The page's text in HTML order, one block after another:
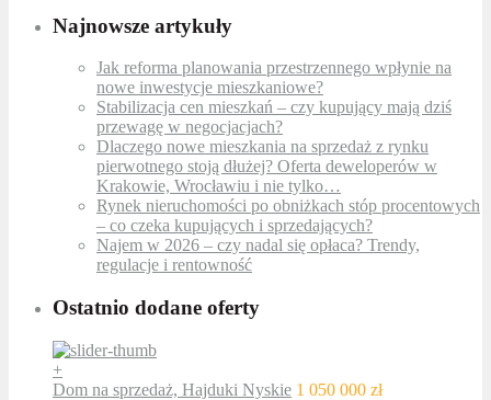
Najnowsze artykuły
Jak reforma planowania przestrzennego wpłynie na
nowe inwestycje mieszkaniowe?
Stabilizacja cen mieszkań – czy kupujący mają dziś
przewagę w negocjacjach?
Dlaczego nowe mieszkania na sprzedaż z rynku
pierwotnego stoją dłużej? Oferta deweloperów w
Krakowie, Wrocławiu i nie tylko…
Rynek nieruchomości po obniżkach stóp procentowych
– co czeka kupujących i sprzedających?
Najem w 2026 – czy nadal się opłaca? Trendy,
regulacje i rentowność
Ostatnio dodane oferty
+
Dom na sprzedaż, Hajduki Nyskie 1 050 000 zł